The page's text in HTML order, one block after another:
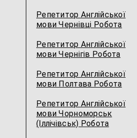
Репетитор Англійської
мови Чернівці Робота
Репетитор Англійської
мови Чернігів Робота
Репетитор Англійської
мови Полтава Робота
Репетитор Англійської
мови Чорноморськ
(Іллічівськ) Робота